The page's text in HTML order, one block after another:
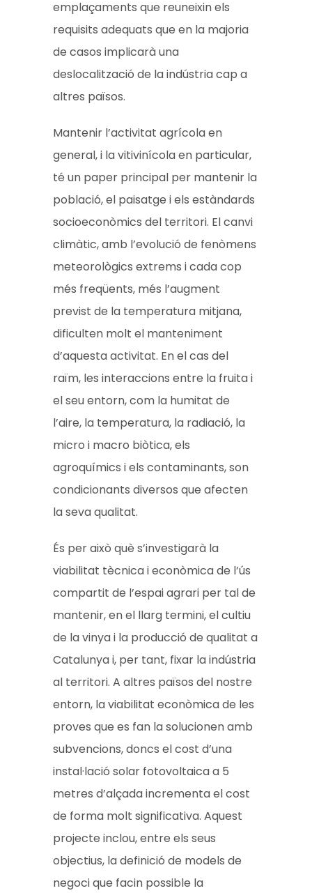
emplaçaments que reuneixin els
requisits adequats que en la majoria
de casos implicarà una
deslocalització de la indústria cap a
altres països.
Mantenir l’activitat agrícola en
general, i la vitivinícola en particular,
té un paper principal per mantenir la
població, el paisatge i els estàndards
socioeconòmics del territori. El canvi
climàtic, amb l’evolució de fenòmens
meteorològics extrems i cada cop
més freqüents, més l’augment
previst de la temperatura mitjana,
dificulten molt el manteniment
d’aquesta activitat. En el cas del
raïm, les interaccions entre la fruita i
el seu entorn, com la humitat de
l’aire, la temperatura, la radiació, la
micro i macro biòtica, els
agroquímics i els contaminants, son
condicionants diversos que afecten
la seva qualitat.
És per això què s’investigarà la
viabilitat tècnica i econòmica de l’ús
compartit de l’espai agrari per tal de
mantenir, en el llarg termini, el cultiu
de la vinya i la producció de qualitat a
Catalunya i, per tant, fixar la indústria
al territori. A altres països del nostre
entorn, la viabilitat econòmica de les
proves que es fan la solucionen amb
subvencions, doncs el cost d’una
instal·lació solar fotovoltaica a 5
metres d’alçada incrementa el cost
de forma molt significativa. Aquest
projecte inclou, entre els seus
objectius, la definició de models de
negoci que facin possible la